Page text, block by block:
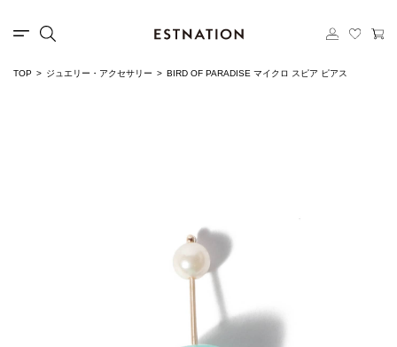
TOP ジュエリー・アクセサリー BIRD OF PARADISE マイクロ スピア ピアス